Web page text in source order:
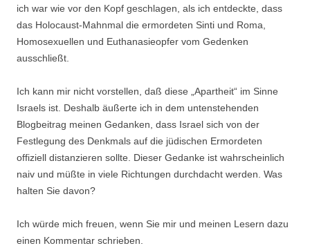
ich war wie vor den Kopf geschlagen, als ich entdeckte, dass
das Holocaust-Mahnmal die ermordeten Sinti und Roma,
Homosexuellen und Euthanasieopfer vom Gedenken
ausschließt.
Ich kann mir nicht vorstellen, daß diese „Apartheit“ im Sinne
Israels ist. Deshalb äußerte ich in dem untenstehenden
Blogbeitrag meinen Gedanken, dass Israel sich von der
Festlegung des Denkmals auf die jüdischen Ermordeten
offiziell distanzieren sollte. Dieser Gedanke ist wahrscheinlich
naiv und müßte in viele Richtungen durchdacht werden. Was
halten Sie davon?
Ich würde mich freuen, wenn Sie mir und meinen Lesern dazu
einen Kommentar schrieben.